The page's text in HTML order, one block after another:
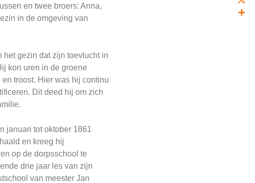
en twee broers: Anna,
in de omgeving van
het gezin dat zijn toevlucht in
kon uren in de groene
troost. Hier was hij continu
Dit deed hij om zich
januari tot oktober 1861
en kreeg hij
op de dorpsschool te
drie jaar les van zijn
van meester Jan